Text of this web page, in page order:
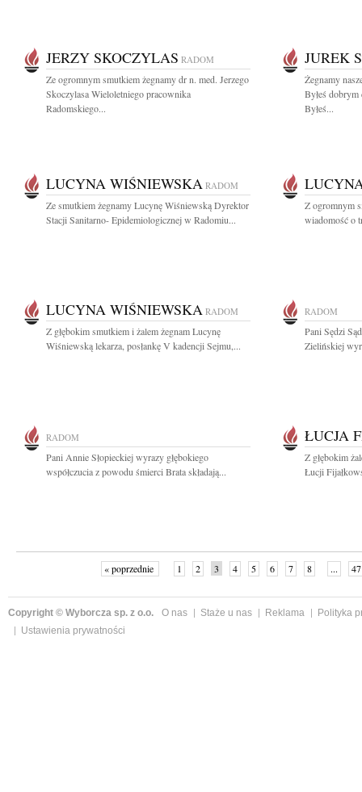
JERZY SKOCZYLAS RADOM
Ze ogromnym smutkiem żegnamy dr n. med. Jerzego
Skoczylasa Wieloletniego pracownika
Radomskiego...
JUREK
Żegnamy
Byłeś
Byłeś...
LUCYNA WIŚNIEWSKA RADOM
Ze smutkiem żegnamy Lucynę Wiśniewską Dyrektor
Stacji Sanitarno- Epidemiologicznej w Radomiu...
Z ogromnym
wiadomość o
LUCYNA WIŚNIEWSKA RADOM
Z głębokim smutkiem i żalem żegnam Lucynę
Wiśniewską lekarza, posłankę V kadencji Sejmu,...
RADOM
Pani Sędzi
Zielińskiej
RADOM
Pani Annie Słopieckiej wyrazy głębokiego
współczucia z powodu śmierci Brata składają...
ŁUCJA
Z głębokim
Łucji
« poprzednie 1 2 3 4 5 6 7 8 ... 47
Copyright © Wyborcza sp. z o.o. O nas Staże u nas Reklama
Polityka
Ustawienia prywatności